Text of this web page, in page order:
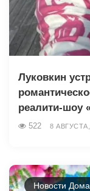
Луковкин
реалити-шоу
522 8 АВГУСТА,
Новости